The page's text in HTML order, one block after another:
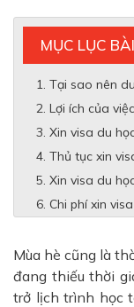
MỤC LỤC
Tại sao nên
Lợi ích của
Xin visa du
Thủ tục xin
Xin visa du
Chi phí xin
Mùa hè cũng là
đang thiếu thời
trở lịch trình học